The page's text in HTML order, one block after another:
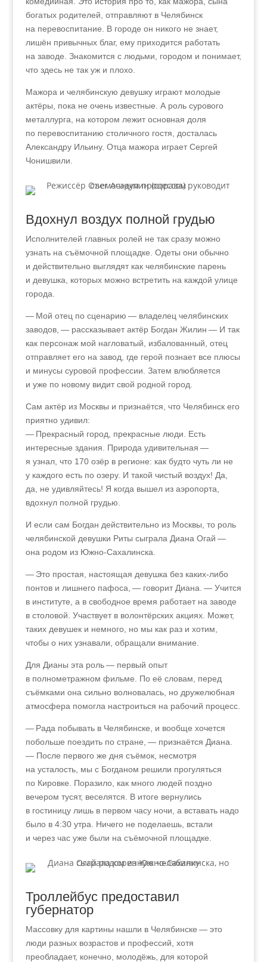
богатых родителей, отправляют в Челябинск
на перевоспитание. В городе он никого не знает,
лишён привычных благ, ему приходится работать
на заводе. Знакомится с людьми, городом и понимает,
что здесь не так уж и плохо.
Мажора и челябинскую девушку играют молодые
актёры, пока не очень известные. А роль сурового
металлурга, на котором лежит основная доля
по перевоспитанию столичного гостя, досталась
Александру Ильину. Отца мажора играет Сергей
Чонишвили.
Вдохнул воздух полной грудью
Исполнителей главных ролей не так сразу можно
узнать на съёмочной площадке. Одеты они обычно
и действительно выглядят как челябинские парень
и девушка, которых можно встретить на каждой улице
города.
— Мой отец по сценарию — владелец челябинских
заводов, —рассказывает актёр Богдан Жилин — И так
как персонаж мой нагловатый, избалованный, отец
отправляет его на завод, где герой познает все плюсы
и минусы суровой профессии. Затем влюбляется
и уже по новому видит свой родной город.
Сам актёр из Москвы и признаётся, что Челябинск его
приятно удивил:
— Прекрасный город, прекрасные люди. Есть
интересные здания. Природа удивительная —
я узнал, что 170 озёр в регионе: как будто чуть ли не
у каждого есть по озеру. И такой чистый воздух! Да,
да, не удивляйтесь! Я когда вышел из аэропорта,
вдохнул полной грудью.
И если сам Богдан действительно из Москвы, то роль
челябинской девушки Риты сыграла Диана Огай —
она родом из Южно-Сахалинска.
— Это простая, настоящая девушка без каких-либо
понтов и лишнего пафоса, — говорит Диана. — Учится
в институте, а в свободное время работает на заводе
в столовой. Участвует в волонтёрских акциях. Может,
таких девушек и немного, но мы как раз и хотим,
чтобы о них узнавали, обращали внимание.
Для Дианы эта роль — первый опыт
в полнометражном фильме. По её словам, перед
съёмками она сильно волновалась, но дружелюбная
атмосфера помогла настроиться на рабочий процесс.
— Рада побывать в Челябинске, и вообще хочется
побольше поездить по стране, — признаётся Диана.
— После первого же дня съёмок, несмотря
на усталость, мы с Богданом решили прогуляться
по Кировке. Поразило, как много людей поздно
вечером тусят, веселятся. В итоге вернулись
в гостиницу лишь в первом часу ночи, а вставать надо
было в 4:30 утра. Ничего не поделаешь, встали
и через час уже были на съёмочной площадке.
Троллейбус предоставил
губернатор
Массовку для картины нашли в Челябинске — это
люди разных возрастов и профессий, хотя
преобладает, конечно, молодёжь, для которой